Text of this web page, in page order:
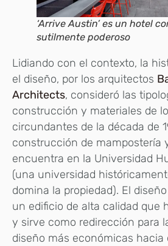
‘Arrive Austin’ es un hotel
sutilmente poderoso
Lidiando con el contexto, la
el diseño, por los arquitectos
Architects, consideró las
construcción y materiales de
circundantes de la década de
construcción de mampostería
encuentra en la Universidad
(una universidad
domina la propiedad). El
un edificio de alta calidad que
y sirve como redirección para
diseño más económicas hacia